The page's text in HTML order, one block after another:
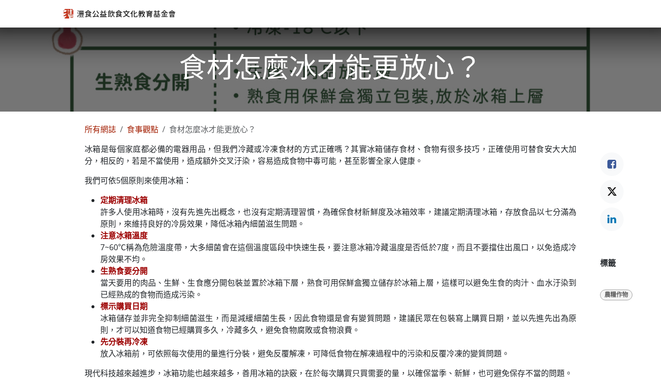
食材怎麼冰才能更放心？
所有網誌 食事觀點
食材怎麼冰才能更放心？
冰箱是每個家庭都必備的電器用品，但我們冷藏或冷凍食材的方式正確嗎？其實冰箱儲存食材、食物有很多技巧，正確使用可替食安大大加
分，相反的，若是不當使用，造成額外交叉汙染，容易造成食物中毒可能，甚至影響全家人健康。
我們可依5個原則來使用冰箱：
定期清理冰箱
許多人使用冰箱時，沒有先進先出概念，也沒有定期清理習慣，為確保食材新鮮度及冰箱效率，建議定期清理冰箱，存放食品以七分滿為
原則，來維持良好的冷房效果，降低冰箱內細菌滋生問題。
注意冰箱溫度
7~60℃稱為危險溫度帶，大多細菌會在這個溫度區段中快速生長，要注意冰箱冷藏溫度是否低於7度，而且不要擋住出風口，以免造成冷
房效果不均。
生熟食要分開
當天要用的肉品、生鮮、生食應分開包裝並置於冰箱下層，熟食可用保鮮盒獨立儲存於冰箱上層，這樣可以避免生食的肉汁、血水汙染到
已經熟成的食物而造成污染。
標示購買日期
冰箱儲存並非完全抑制細菌滋生，而是減緩細菌生長，因此食物還是會有變質問題，建議民眾在包裝寫上購買日期，並以先進先出為原
則，才可以知道食物已經購買多久，冷藏多久，避免食物腐敗或食物浪費。
先分裝再冷凍
放入冰箱前，可依照每次使用的量進行分裝，避免反覆解凍，可降低食物在解凍過程中的污染和反覆冷凍的變質問題。
現代科技越來越進步，冰箱功能也越來越多，善用冰箱的訣竅，在於每次購買只買需要的量，以確保當季、新鮮，也可避免保存不當的問題。
標籤
農糧作物